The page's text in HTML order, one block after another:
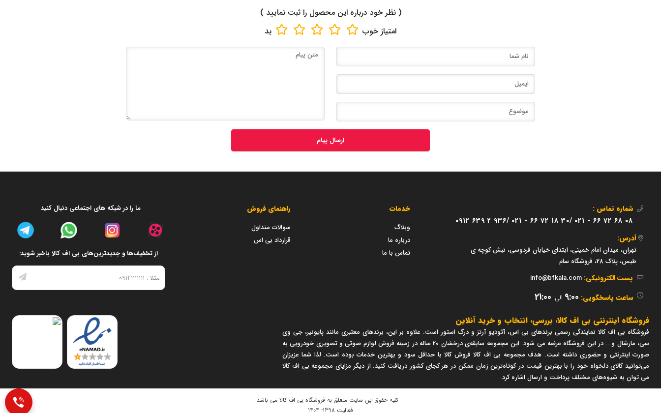
( نظر خود درباره این محصول را ثبت نمایید )
امتیاز خوب بد
ارسال پیام
شماره تماس :
021 - 66 72 68 08
021 - 66 72 18 30/
0912 639 2 936/
آدرس:
تهران، میدان امام خمینی، ابتدای خیابان فردوسی، نبش کوچه ی
طبس، پلاک 28، فروشگاه سام
پست الکترونیکی: info@bfkala.com
ساعت پاسخگویی: 9:00 الی: 21:00
خدمات
وبلاگ
درباره ما
تماس با ما
راهنمای فروش
سوالات متداول
قرارداد بی اس
ما را در شبکه های اجتماعی دنبال کنید
از تخفیف‌ها و جدیدترین‌های بی اف کالا باخبر شوید:
فروشگاه اینترنتی بی اف کالا، بررسی، انتخاب و خرید آنلاین
فروشگاه بی اف کالا نمایندگی رسمی برندهای بی اس، آئودیو آرتز و درگ استور است. علاوه بر این، برندهای معتبری مانند پایونیر، جی وی
سی، مارشال و... در این فروشگاه عرضه می شود. این مجموعه سابقه‌ی درخشان 20 ساله در زمینه فروش لوازم صوتی و تصویری خودرویی به
صورت اینترنتی و حضوری داشته است. هدف مجموعه بی اف کالا فروش کالا با حداقل سود و بهترین خدمات بوده است. لذا شما عزیزان
می‌توانید کالای دلخواه خود را با بهترین قیمت در کوتاه‌ترین زمان ممکن در هر کجای کشور دریافت کنید. از دیگر مزایای مجموعه بی اف کالا
می توان به شیوه‌های مختلف پرداخت و ارسال اشاره کرد.
کلیه حقوق این سایت متعلق به فروشگاه بی اف کالامی باشد.
فعالیت 1398- 1404